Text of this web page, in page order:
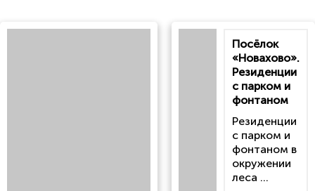
Посёлок
«Новахово».
Резиденции
с парком и
фонтаном
Резиденции
с парком и
фонтаном в
окружении
леса ...